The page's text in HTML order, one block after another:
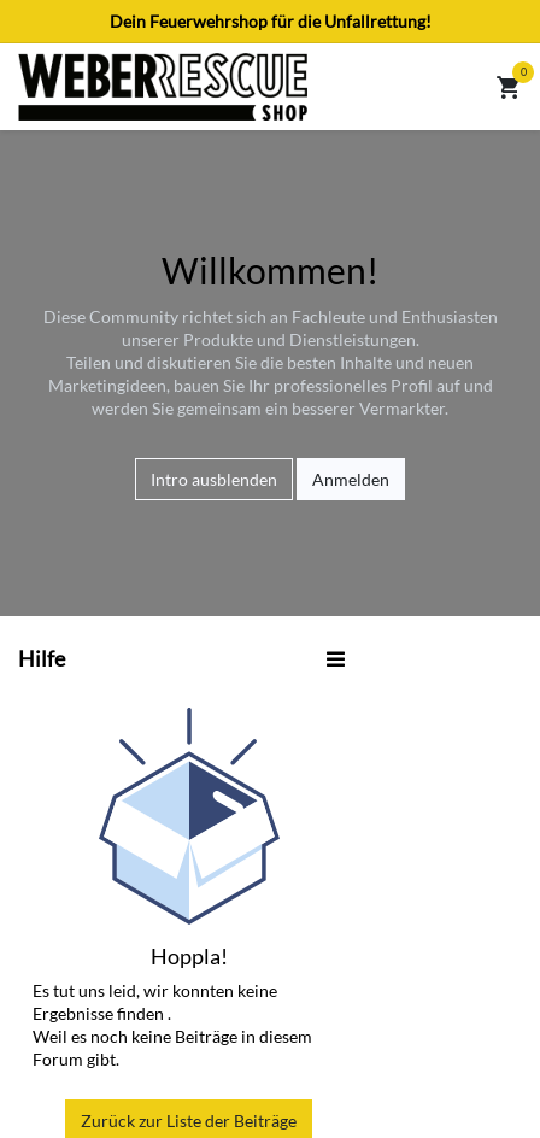
Zum Inhalt springenDein Feuerwehrshop für die Unfallrettung!
0
Willkommen!
Diese Community richtet sich an Fachleute und Enthusiasten
unserer Produkte und Dienstleistungen.
Teilen und diskutieren Sie die besten Inhalte und neuen
Marketingideen, bauen Sie Ihr professionelles Profil auf und
werden Sie gemeinsam ein besserer Vermarkter.
Intro ausblenden Anmelden
Hilfe
Hoppla!
Es tut uns leid, wir konnten keine
Ergebnisse finden .
Weil es noch keine Beiträge in diesem
Forum gibt.
Zurück zur Liste der Beiträge